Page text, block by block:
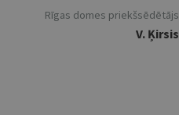
Rīgas domes priekšsēdētājs
V. Ķirsis